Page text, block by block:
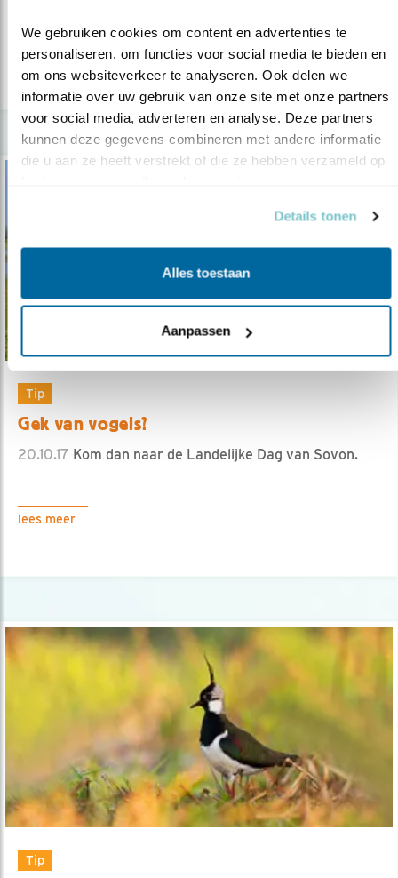
We gebruiken cookies om content en advertenties te
personaliseren, om functies voor social media te bieden en
om ons websiteverkeer te analyseren. Ook delen we
informatie over uw gebruik van onze site met onze partners
voor social media, adverteren en analyse. Deze partners
kunnen deze gegevens combineren met andere informatie
die u aan ze heeft verstrekt of die ze hebben verzameld op
Details tonen
Alles toestaan
Aanpassen
lees meer
Tip
Gek van vogels?
20.10.17 Kom dan naar de Landelijke Dag van Sovon.
lees meer
Tip